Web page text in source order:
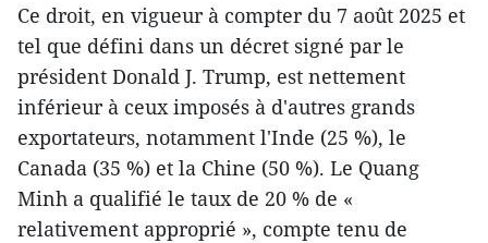
Ce droit, en vigueur à compter du 7 août 2025 et
tel que défini dans un décret signé par le
président Donald J. Trump, est nettement
inférieur à ceux imposés à d'autres grands
exportateurs, notamment l'Inde (25 %), le
Canada (35 %) et la Chine (50 %). Le Quang
Minh a qualifié le taux de 20 % de «
relativement approprié », compte tenu de